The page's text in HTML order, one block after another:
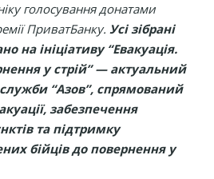
голосування донатами
ПриватБанку. Усі зібрані
на ініціативу “Евакуація.
у стрій” — актуальний
“Азов”, спрямований
забезпечення
та підтримку
бійців до повернення у